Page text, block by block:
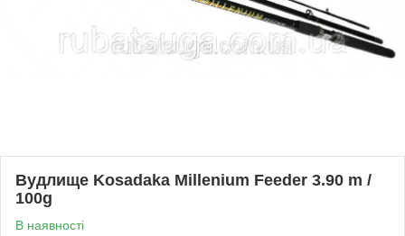
Вудлище Kosadaka Millenium Feeder 3.90 m /
100g
В наявності